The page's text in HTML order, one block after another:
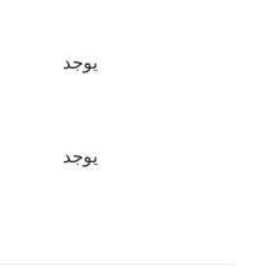
يوجد
يوجد